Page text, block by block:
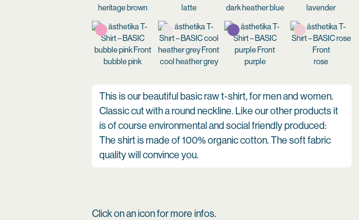
heritage brown latte dark heather blue lavender
bubble pink cool heather grey purple rose
This is our beautiful basic raw t-shirt, for men and women.
Classic cut with a round neckline. Like our other products it
is of course environmental and social friendly produced:
The shirt is made of 100% organic cotton. The soft fabric
quality will convince you.
Click on an icon for more infos.